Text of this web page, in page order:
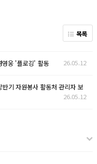
목록
영웅 '플로깅' 활동 26.05.12
기 자원봉사 활동처 관리자 보
26.05.12